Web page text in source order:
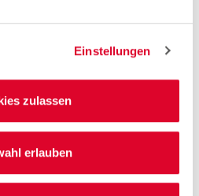
Einstellungen
zulassen
erlauben
Teilzeit (gn*)
(gn*)